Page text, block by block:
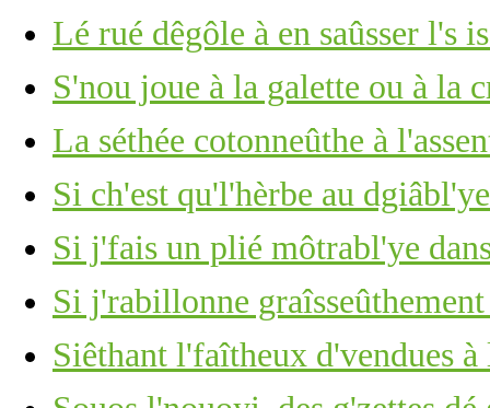
Lé rué dêgôle à en saûsser l's
S'nou joue à la galette ou à la
La séthée cotonneûthe à
Si ch'est qu'l'hèrbe au
Si j'fais un plié môtrabl'ye
Si j'rabillonne
Siêthant l'faîtheux d'vendues